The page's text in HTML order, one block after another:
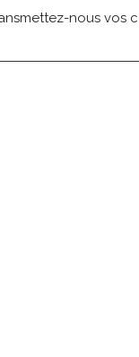
nous vos